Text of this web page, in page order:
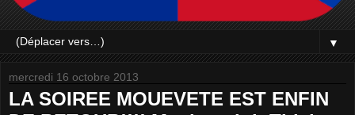
▼
mercredi 16 octobre 2013
LA SOIREE MOUEVETE EST ENFIN